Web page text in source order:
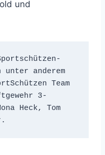
unter anderem
Team
3-
Heck, Tom